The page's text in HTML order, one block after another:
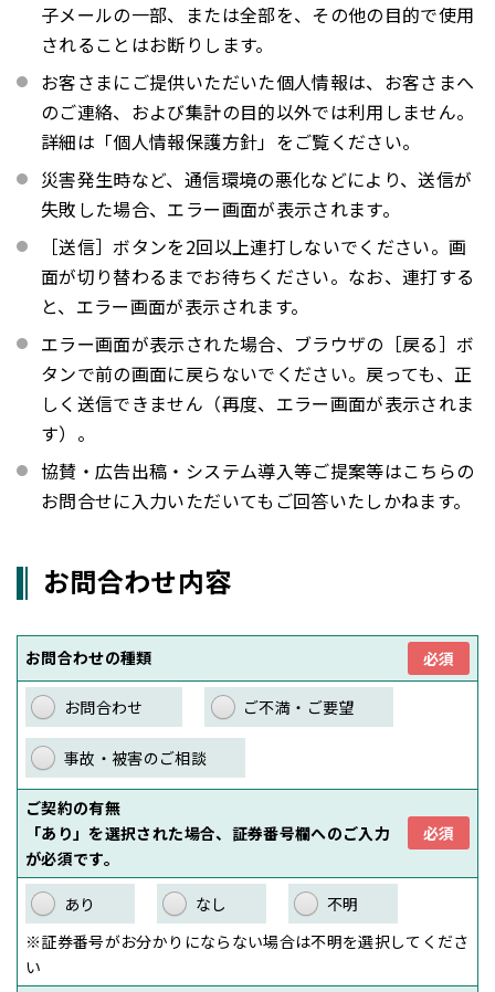
子メールの一部、または全部を、その他の目的で使用
されることはお断りします。
お客さまにご提供いただいた個人情報は、お客さまへ
のご連絡、および集計の目的以外では利用しません。
詳細は「個人情報保護方針」をご覧ください。
災害発生時など、通信環境の悪化などにより、送信が
失敗した場合、エラー画面が表示されます。
［送信］ボタンを2回以上連打しないでください。画
面が切り替わるまでお待ちください。なお、連打する
と、エラー画面が表示されます。
エラー画面が表示された場合、ブラウザの［戻る］ボ
タンで前の画面に戻らないでください。戻っても、正
しく送信できません（再度、エラー画面が表示されま
す）。
協賛・広告出稿・システム導入等ご提案等はこちらの
お問合せに入力いただいてもご回答いたしかねます。
お問合わせ内容
お問合わせの種類 必須
お問合わせ ご不満・ご要望
事故・被害のご相談
ご契約の有無
「あり」を選択された場合、証券番号欄へのご入力
が必須です。
必須
あり なし
不明
※証券番号がお分かりにならない場合は不明を選択してくださ
い